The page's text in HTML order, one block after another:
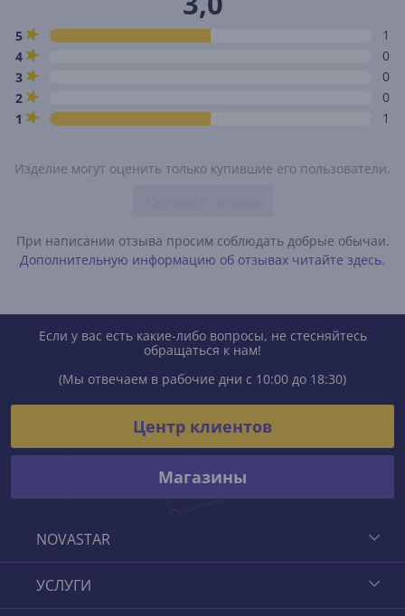
5
1
4
0
3
0
2
0
1
1
Изделие могут оценить только купившие его пользователи.
При написании отзыва просим соблюдать добрые обычаи.
Дополнительную информацию об отзывах читайте здесь.
NOVASTAR
УСЛУГИ
Если у вас есть какие-либо вопросы, не стесняйтесь
обращаться к нам!
(Мы отвечаем в рабочие дни с 10:00 до 18:30)
Центр клиентов
Магазины